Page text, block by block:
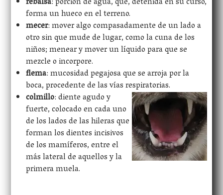
forma un hueco en el terreno.
mecer: mover algo compasadamente de un lado a
otro sin que mude de lugar, como la cuna de los
niños; menear y mover un líquido para que se
mezcle o incorpore.
flema: mucosidad pegajosa que se arroja por la
boca, procedente de las vías respiratorias.
colmillo: diente agudo y
fuerte, colocado en cada uno
de los lados de las hileras que
forman los dientes incisivos
de los mamíferos, entre el
más lateral de aquellos y la
primera muela.